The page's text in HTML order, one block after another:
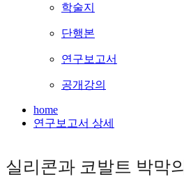
학술지
단행본
연구보고서
공개강의
home
연구보고서 상세
실리콘과 코발트 박막의